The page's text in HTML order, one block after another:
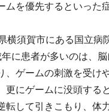
を優先するといった
須賀市にある国立病
に患者が多いのは、
ゲームの刺激を受け
にゲームに没頭する
して引きこもり、体